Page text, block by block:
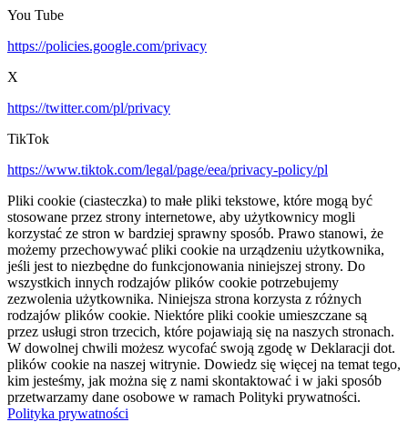
You Tube
https://policies.google.com/privacy
X
https://twitter.com/pl/privacy
TikTok
https://www.tiktok.com/legal/page/eea/privacy-policy/pl
Pliki cookie (ciasteczka) to małe pliki tekstowe, które mogą być
stosowane przez strony internetowe, aby użytkownicy mogli
korzystać ze stron w bardziej sprawny sposób. Prawo stanowi, że
możemy przechowywać pliki cookie na urządzeniu użytkownika,
jeśli jest to niezbędne do funkcjonowania niniejszej strony. Do
wszystkich innych rodzajów plików cookie potrzebujemy
zezwolenia użytkownika. Niniejsza strona korzysta z różnych
rodzajów plików cookie. Niektóre pliki cookie umieszczane są
przez usługi stron trzecich, które pojawiają się na naszych stronach.
W dowolnej chwili możesz wycofać swoją zgodę w Deklaracji dot.
plików cookie na naszej witrynie. Dowiedz się więcej na temat tego,
kim jesteśmy, jak można się z nami skontaktować i w jaki sposób
przetwarzamy dane osobowe w ramach Polityki prywatności.
Polityka prywatności